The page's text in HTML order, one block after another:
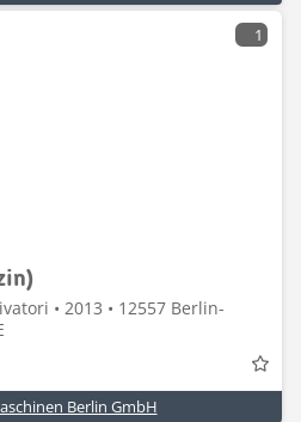
1
• 2013 • 12557 Berlin-
Berlin GmbH